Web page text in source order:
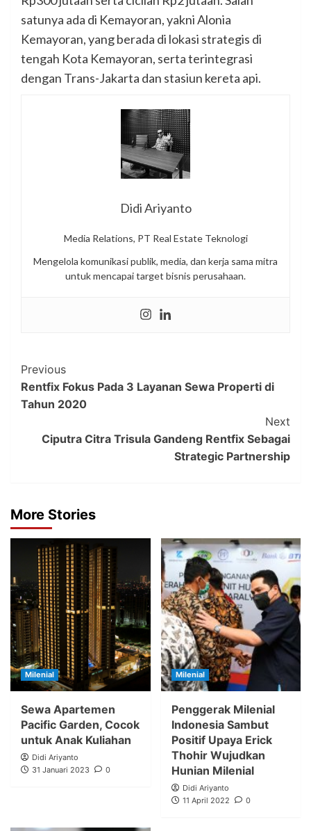
satunya ada di Kemayoran, yakni Alonia
Kemayoran, yang berada di lokasi strategis di
tengah Kota Kemayoran, serta terintegrasi
dengan Trans-Jakarta dan stasiun kereta api.
Didi Ariyanto
Media Relations, PT Real Estate Teknologi
Mengelola komunikasi publik, media, dan kerja sama mitra
untuk mencapai target bisnis perusahaan.
Post
Navigation
Previous
Rentfix Fokus Pada 3 Layanan Sewa Properti di
Tahun 2020
Next
Ciputra Citra Trisula Gandeng Rentfix Sebagai
Strategic Partnership
More Stories
Milenial
Sewa Apartemen
Pacific Garden, Cocok
untuk Anak Kuliahan
Didi Ariyanto
31 Januari 2023
0
Milenial
Penggerak Milenial
Indonesia Sambut
Positif Upaya Erick
Thohir Wujudkan
Hunian Milenial
Didi Ariyanto
11 April 2022
0